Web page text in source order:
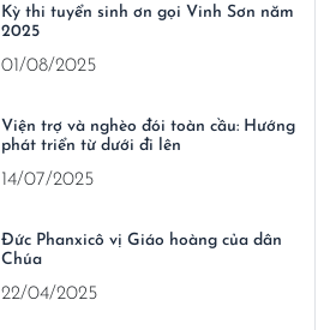
Kỳ thi tuyển sinh ơn gọi Vinh Sơn năm
2025
01/08/2025
Viện trợ và nghèo đói toàn cầu: Hướng
phát triển từ dưới đi lên
14/07/2025
Đức Phanxicô vị Giáo hoàng của dân
Chúa
22/04/2025